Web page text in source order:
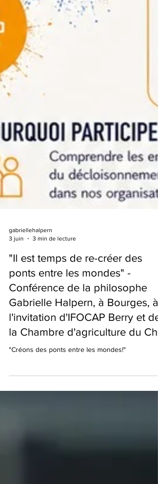
gabriellehalpern
"Il est temps de re-créer des
ponts entre les mondes" -
Conférence de la philosophe
Gabrielle Halpern, à Bourges, à
l'invitation d'IFOCAP Berry et de
la Chambre d'agriculture du